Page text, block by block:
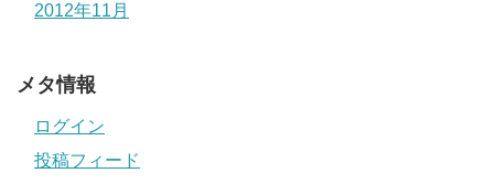
2012年11月
メタ情報
ログイン
投稿フィード